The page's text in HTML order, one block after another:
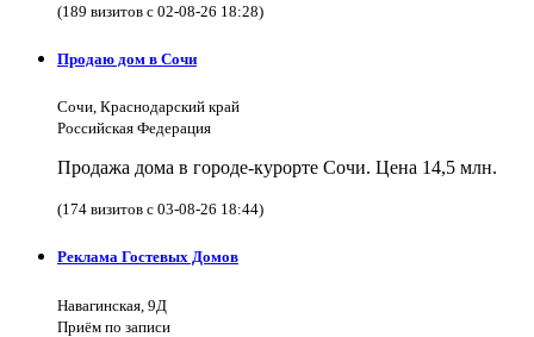
(189 визитов с 02-08-26 18:28)
Продаю дом в Сочи
Сочи, Краснодарский край
Российская Федерация
Продажа дома в городе-курорте Сочи. Цена 14,5 млн.
(174 визитов с 03-08-26 18:44)
Реклама Гостевых Домов
Навагинская, 9Д
Приём по записи